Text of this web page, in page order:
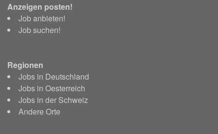
Anzeigen posten!
Job anbieten!
Job suchen!
Regionen
Jobs in Deutschland
Jobs in Oesterreich
Jobs in der Schweiz
Andere Orte